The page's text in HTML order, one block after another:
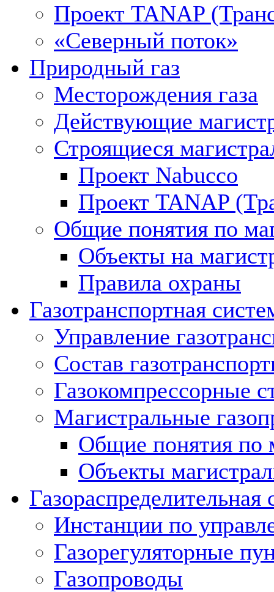
Проект TANAP
«Северный поток»
Природный газ
Месторождения газа
Действующие
Строящиеся
Проект Nabucco
Проект TANAP
Общие понятия по
Объекты на
Правила охраны
Газотранспортная
Управление
Состав
Газокомпрессорные
Магистральные
Общие понятия по
Объекты
Газораспределительная
Инстанции по
Газорегуляторные
Газопроводы